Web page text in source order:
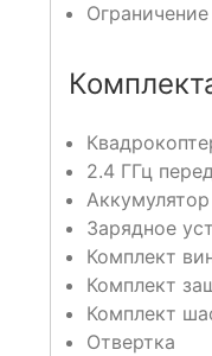
2.4 ГГц
Зарядное
Комплект
Комплект
Комплект
Отвертка